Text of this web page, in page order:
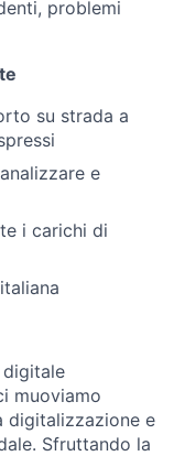
problemi
su strada a
e
i carichi di
digitale
muoviamo
digitalizzazione e
Sfruttando la